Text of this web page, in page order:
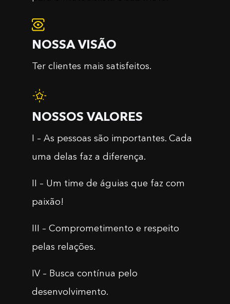
NOSSA VISÃO
Ter clientes mais satisfeitos.
NOSSOS VALORES
I – As pessoas são importantes. Cada
uma delas faz a diferença.
II – Um time de águias que faz com
paixão!
III – Comprometimento e respeito
pelas relações.
IV – Busca contínua pelo
desenvolvimento.